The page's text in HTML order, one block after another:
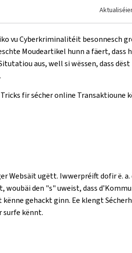
vu Cyberkriminalitéit besonnesch
Moudeartikel hunn a fäert, dass
aus, well si wëssen, dass
fir sécher online Transaktioune
Websäit ugëtt. Iwwerpréift dofir ë. a.
woubäi den "s" uweist, dass
gehackt ginn. Ee klengt
surfe kënnt.